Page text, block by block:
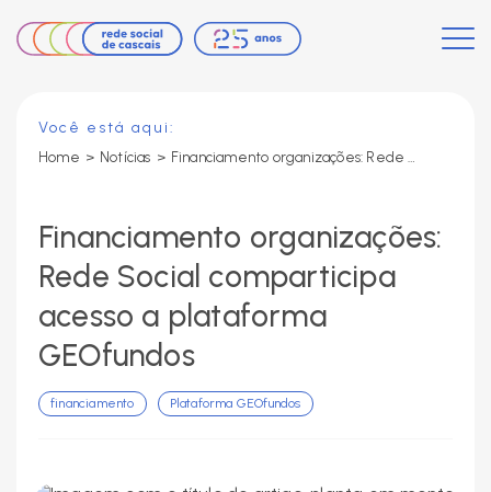
Você está aqui:
Home > Notícias > Financiamento organizações: Rede Social comparticipa acesso a plataforma GEOfundos
Financiamento organizações:
Rede Social comparticipa
acesso a plataforma
GEOfundos
financiamento Plataforma GEOfundos